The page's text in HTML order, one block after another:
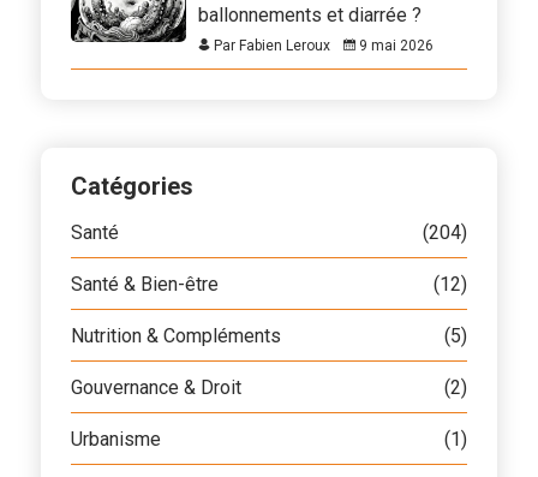
ballonnements et diarrée ?
Par Fabien Leroux 9 mai 2026
Catégories
Santé (204)
Santé & Bien-être (12)
Nutrition & Compléments (5)
Gouvernance & Droit (2)
Urbanisme (1)